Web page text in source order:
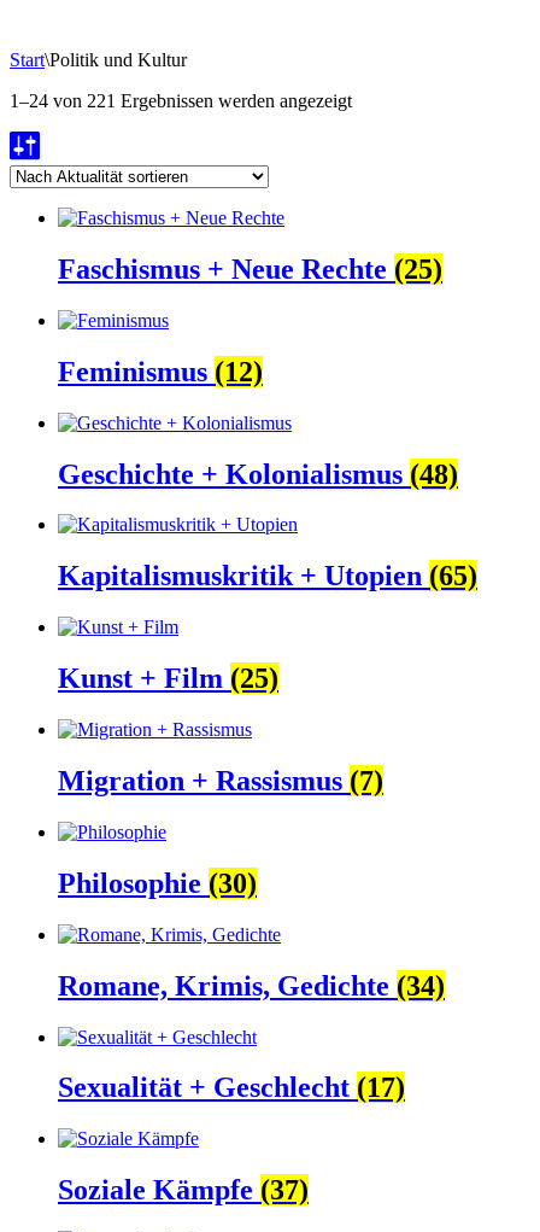
Start\Politik und Kultur
1–24 von 221 Ergebnissen werden angezeigtNach
Faschismus + Neue Rechte (25)
Feminismus (12)
Geschichte + Kolonialismus (48)
Kapitalismuskritik + Utopien (65)
Kunst + Film (25)
Migration + Rassismus (7)
Philosophie (30)
Romane, Krimis, Gedichte (34)
Sexualität + Geschlecht (17)
Soziale Kämpfe (37)